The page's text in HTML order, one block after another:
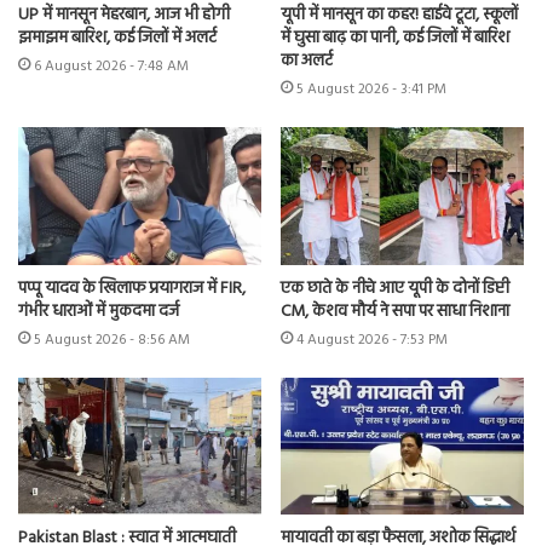
UP में मानसून मेहरबान, आज भी होगी
झमाझम बारिश, कई जिलों में अलर्ट
6 August 2026 - 7:48 AM
यूपी में मानसून का कहर! हाईवे टूटा, स्कूलों
में घुसा बाढ़ का पानी, कई जिलों में बारिश
का अलर्ट
5 August 2026 - 3:41 PM
पप्पू यादव के खिलाफ प्रयागराज में FIR,
गंभीर धाराओं में मुकदमा दर्ज
5 August 2026 - 8:56 AM
एक छाते के नीचे आए यूपी के दोनों डिप्टी
CM, केशव मौर्य ने सपा पर साधा निशाना
4 August 2026 - 7:53 PM
Pakistan Blast : स्वात में आत्मघाती मायावती का बड़ा फैसला, अशोक सिद्धार्थ